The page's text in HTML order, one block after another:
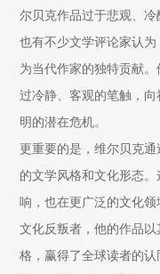
尔贝克作品过于悲观、
也有不少文学评论家认
为当代作家的独特贡献
过冷静、客观的笔触，
明的潜在危机。
更重要的是，维尔贝克
的文学风格和文化形态
响，也在更广泛的文化
文化反叛者，他的作品
格，赢得了全球读者的认